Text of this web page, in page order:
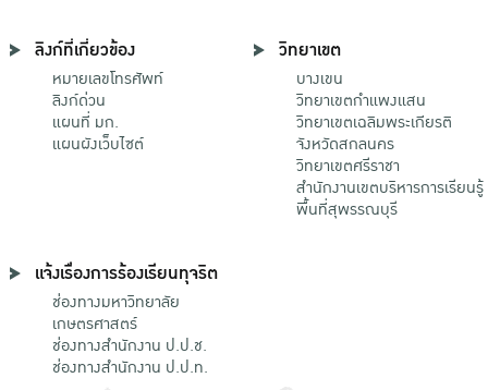
ลิงก์ที่เกี่ยวข้อง
หมายเลขโทรศัพท์
ลิงก์ด่วน
แผนที่ มก.
แผนผังเว็บไซต์
วิทยาเขต
บางเขน
วิทยาเขตกําแพงแสน
วิทยาเขตเฉลิมพระเกียรติ
จังหวัดสกลนคร
วิทยาเขตศรีราชา
สำนักงานเขตบริหารการเรียนรู้
พื้นที่สุพรรณบุรี
แจ้งเรื่องการร้องเรียนทุจริต
ช่องทางมหาวิทยาลัย
เกษตรศาสตร์
ช่องทางสำนักงาน ป.ป.ช.
ช่องทางสำนักงาน ป.ป.ท.